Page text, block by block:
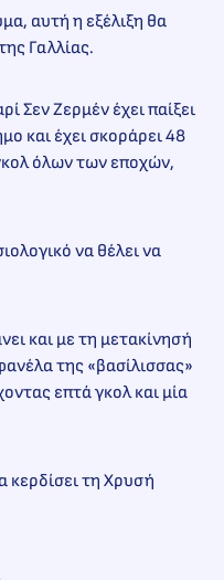
αυτή η εξέλιξη θα
Γαλλίας.
Σεν Ζερμέν έχει παίξει
και έχει σκοράρει 48
όλων των εποχών,
να θέλει να
και με τη μετακίνησή
της «βασίλισσας»
επτά γκολ και μία
κερδίσει τη Χρυσή